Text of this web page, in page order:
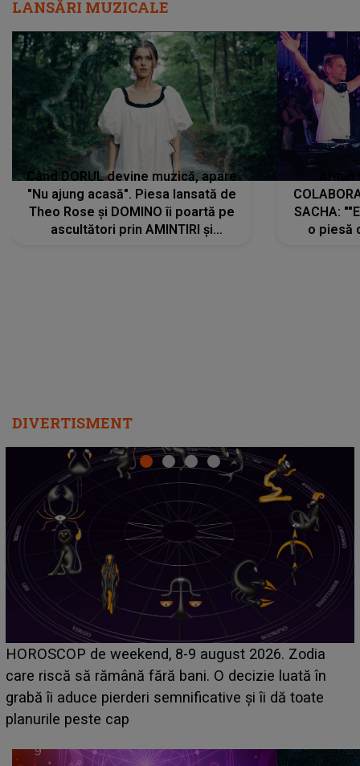
LANSĂRI MUZICALE
Când DORUL devine muzică, apare
"Nu ajung acasă". Piesa lansată de
Theo Rose și DOMINO îi poartă pe
ascultători prin AMINTIRI și
SACHA:
o piesă
DIVERTISMENT
Emanuel a ținut ACEST DETALIU ASCUNS până
acum! În fața Alexandrei, concurentul din Casa Iubirii
face o MĂRTURISIRE NEAȘTEPTATĂ despre mama
sa: "I-am spus și ei în față, eu nu te iubesc pentru